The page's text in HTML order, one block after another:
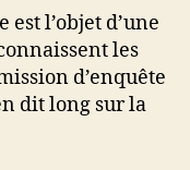
l’objet d’une
les
d’enquête
dit long sur la